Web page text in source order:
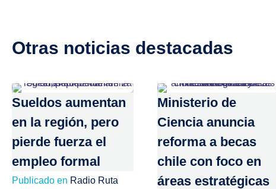
Otras noticias destacadas
Sueldos aumentan
en la región, pero
pierde fuerza el
empleo formal
Publicado en Radio Ruta
Ministerio de
Ciencia anuncia
reforma a becas
chile con foco en
áreas estratégicas